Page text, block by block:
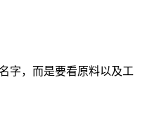
字，而是要看原料以及工